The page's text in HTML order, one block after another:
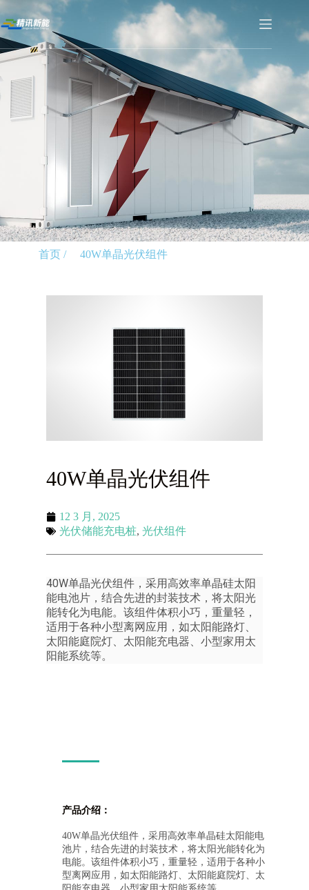
首页 / 40W单晶光伏组件
40W单晶光伏组件
12 3 月, 2025
光伏储能充电桩, 光伏组件
40W单晶光伏组件，采用高效率单晶硅太阳
能电池片，结合先进的封装技术，将太阳光
能转化为电能。该组件体积小巧，重量轻，
适用于各种小型离网应用，如太阳能路灯、
太阳能庭院灯、太阳能充电器、小型家用太
阳能系统等。
产品介绍：
40W单晶光伏组件，采用高效率单晶硅太阳能电
池片，结合先进的封装技术，将太阳光能转化为
电能。该组件体积小巧，重量轻，适用于各种小
型离网应用，如太阳能路灯、太阳能庭院灯、太